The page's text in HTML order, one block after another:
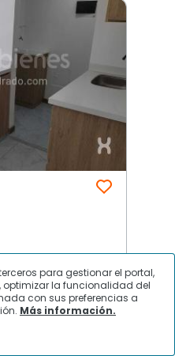
San
para gestionar el portal,
la funcionalidad del
con sus preferencias a
Más información.